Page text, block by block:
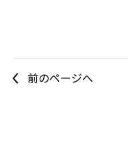
前のページへ